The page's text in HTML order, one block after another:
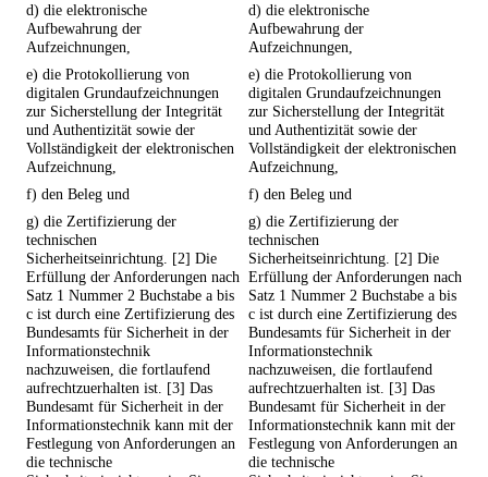
d) die elektronische
Aufbewahrung der
Aufzeichnungen,
d) die elektronische
Aufbewahrung der
Aufzeichnungen,
e) die Protokollierung von
digitalen Grundaufzeichnungen
zur Sicherstellung der Integrität
und Authentizität sowie der
Vollständigkeit der elektronischen
Aufzeichnung,
e) die Protokollierung von
digitalen Grundaufzeichnungen
zur Sicherstellung der Integrität
und Authentizität sowie der
Vollständigkeit der elektronischen
Aufzeichnung,
f) den Beleg und
f) den Beleg und
g) die Zertifizierung der
technischen
Sicherheitseinrichtung. [2] Die
Erfüllung der Anforderungen nach
Satz 1 Nummer 2 Buchstabe a bis
c ist durch eine Zertifizierung des
Bundesamts für Sicherheit in der
Informationstechnik
nachzuweisen, die fortlaufend
aufrechtzuerhalten ist. [3] Das
Bundesamt für Sicherheit in der
Informationstechnik kann mit der
Festlegung von Anforderungen an
die technische
g) die Zertifizierung der
technischen
Sicherheitseinrichtung. [2] Die
Erfüllung der Anforderungen nach
Satz 1 Nummer 2 Buchstabe a bis
c ist durch eine Zertifizierung des
Bundesamts für Sicherheit in der
Informationstechnik
nachzuweisen, die fortlaufend
aufrechtzuerhalten ist. [3] Das
Bundesamt für Sicherheit in der
Informationstechnik kann mit der
Festlegung von Anforderungen an
die technische